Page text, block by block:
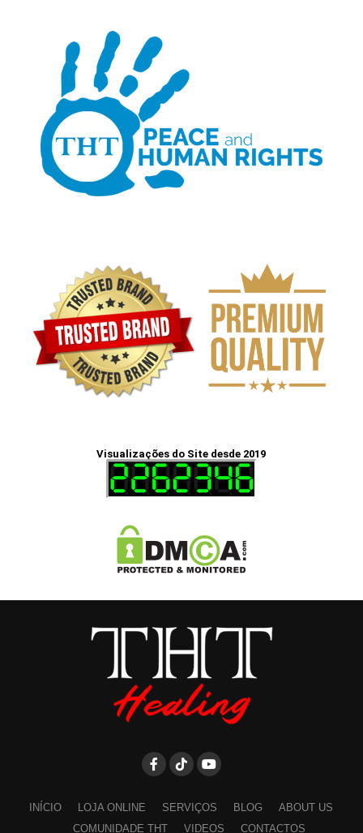
Visualizações do Site desde 2019
INÍCIO LOJA ONLINE SERVIÇOS BLOG
ABOUT US
COMUNIDADE THT
VIDEOS CONTACTOS